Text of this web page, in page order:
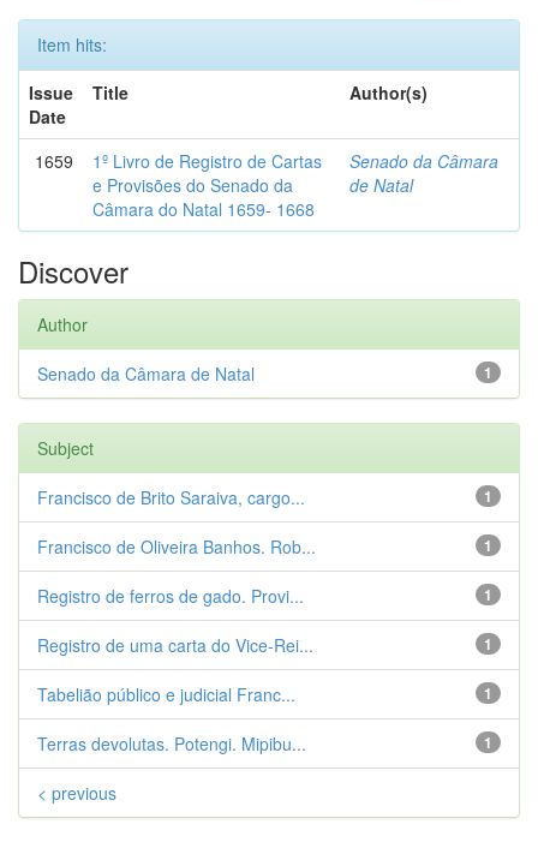
Item hits:
Issue
Date
Title Author(s)
1659
1º Livro de Registro de Cartas
e Provisões do Senado da
Câmara do Natal 1659- 1668
Senado da Câmara
de Natal
Discover
Author
1
Senado da Câmara de Natal
Subject
1
Francisco de Brito Saraiva, cargo...
1
Francisco de Oliveira Banhos. Rob...
1
Registro de ferros de gado. Provi...
1
Registro de uma carta do Vice-Rei...
1
Tabelião público e judicial Franc...
1
Terras devolutas. Potengi. Mipibu...
< previous